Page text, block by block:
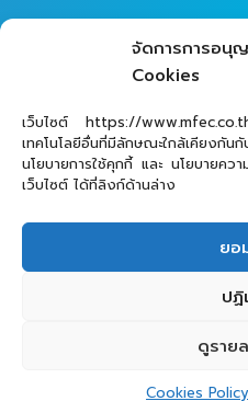
จัดการการอนุ
Cookies
เว็บไซต์ https://
เทคโนโลยีอื่นที่มีลักษณะใกล้เคียงกัน
นโยบายการใช้คุกกี้ และ นโยบายคว
เว็บไซต์ ได้ที่ลิงก์ด้านล่าง
ยอ
ปฏิ
ดูราย
Cookies Policy
02 - 821 - 7979